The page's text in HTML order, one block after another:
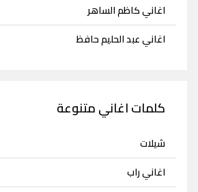
اغاني كاظم الساهر
اغاني عبد الحليم حافظ
كلمات اغاني متنوعة
شيلات
اغاني راب